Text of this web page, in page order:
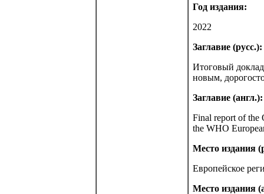
Год издания:
2022
Заглавие (русс.):
Итоговый
новым,
Заглавие (англ.):
Final report of the
the WHO
Место издания
Европейское
Место издания